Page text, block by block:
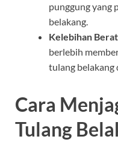
punggung yang
belakang.
Kelebihan
berlebih
tulang belakang
Cara
Tulang